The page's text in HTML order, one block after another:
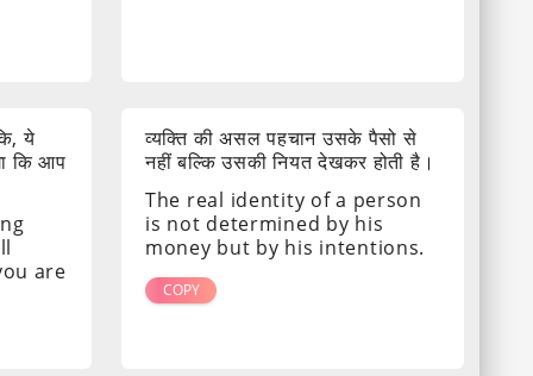
ये
कि आप
are
व्यक्ति की असल पहचान उसके पैसो से
नहीं बल्कि उसकी नियत देखकर होती है।
The real identity of a person
is not determined by his
money but by his intentions.
COPY